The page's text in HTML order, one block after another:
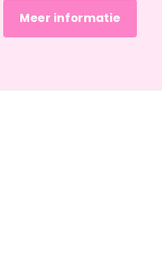
Meer informatie